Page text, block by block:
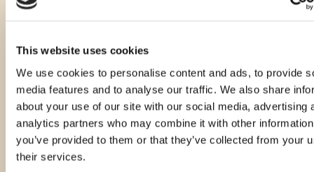
This website uses cookies
We use cookies to personalise content and ads, to provide
media features and to analyse our traffic. We also share
about your use of our site with our social media, advertising
analytics partners who may combine it with other
you’ve provided to them or that they’ve collected from your
their services.